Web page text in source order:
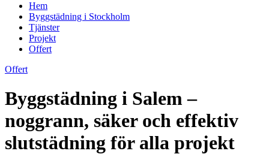
Hem
Byggstädning i Stockholm
Tjänster
Projekt
Offert
Offert
Byggstädning i Salem –
noggrann, säker och effektiv
slutstädning för alla projekt